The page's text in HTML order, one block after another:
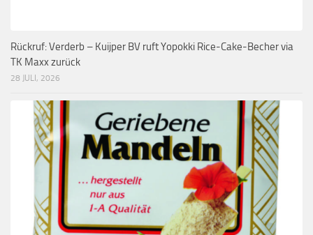
Rückruf: Verderb – Kuijper BV ruft Yopokki Rice-Cake-Becher via
TK Maxx zurück
28 JULI, 2026